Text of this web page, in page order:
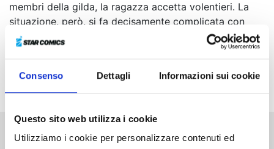
Consenso Dettagli Informazioni sui cookie
Questo sito web utilizza i cookie
Utilizziamo i cookie per personalizzare contenuti ed
membri della gilda, la ragazza accetta volentieri. La
situazione, però, si fa decisamente complicata con
l’entrata in scena di Runa, che non ha nessuna
intenzione di accoglierla all’interno del gruppo. Nel
Yamada iniziano a farsi sempre più forti...